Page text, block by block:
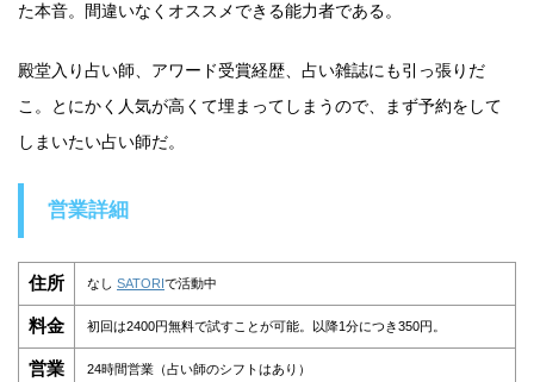
た本音。間違いなくオススメできる能力者である。
殿堂入り占い師、アワード受賞経歴、占い雑誌にも引っ張りだ
こ。とにかく人気が高くて埋まってしまうので、まず予約をして
しまいたい占い師だ。
営業詳細
住所 なし SATORI で活動中
料金 初回は2400円無料で試すことが可能。以降1分につき350円。
営業 24時間営業（占い師のシフトはあり）